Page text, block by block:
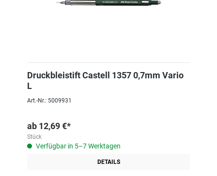
Druckbleistift Castell 1357 0,7mm Vario
L
Art.-Nr.: 5009931
ab 12,69 €*
Stück
Verfügbar in 5–7 Werktagen
DETAILS